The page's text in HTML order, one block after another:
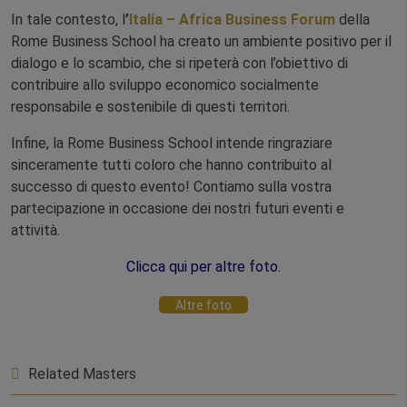
In tale contesto, l ’ Italia – Africa Business Forum della
Rome Business School ha creato un ambiente positivo per il
dialogo e lo scambio, che si ripeterà con l’obiettivo di
contribuire allo sviluppo economico socialmente
responsabile e sostenibile di questi territori.
Infine, la Rome Business School intende ringraziare
sinceramente tutti coloro che hanno contribuito al
successo di questo evento! Contiamo sulla vostra
partecipazione in occasione dei nostri futuri eventi e
attività.
Clicca qui per altre foto.
Altre foto
Related Masters